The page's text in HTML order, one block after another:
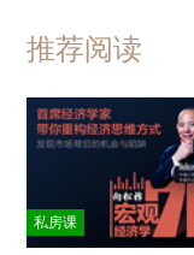
推荐阅读
私房课